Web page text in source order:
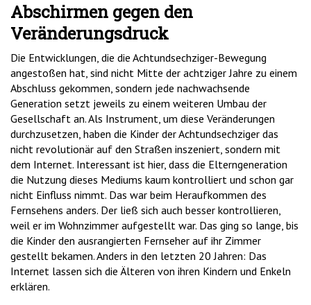
Abschirmen gegen den
Veränderungsdruck
Die Entwicklungen, die die Achtundsechziger-Bewegung
angestoßen hat, sind nicht Mitte der achtziger Jahre zu einem
Abschluss gekommen, sondern jede nachwachsende
Generation setzt jeweils zu einem weiteren Umbau der
Gesellschaft an. Als Instrument, um diese Veränderungen
durchzusetzen, haben die Kinder der Achtundsechziger das
nicht revolutionär auf den Straßen inszeniert, sondern mit
dem Internet. Interessant ist hier, dass die Elterngeneration
die Nutzung dieses Mediums kaum kontrolliert und schon gar
nicht Einfluss nimmt. Das war beim Heraufkommen des
Fernsehens anders. Der ließ sich auch besser kontrollieren,
weil er im Wohnzimmer aufgestellt war. Das ging so lange, bis
die Kinder den ausrangierten Fernseher auf ihr Zimmer
gestellt bekamen. Anders in den letzten 20 Jahren: Das
Internet lassen sich die Älteren von ihren Kindern und Enkeln
erklären.